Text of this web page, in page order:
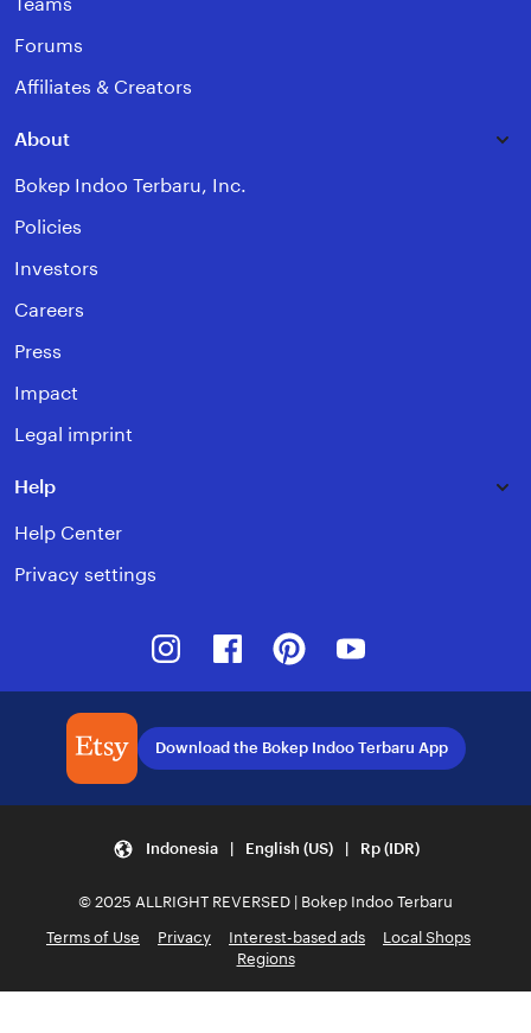
Teams
Forums
Affiliates & Creators
About
Bokep Indoo Terbaru, Inc.
Policies
Investors
Careers
Press
Impact
Legal imprint
Help
Help Center
Privacy settings
InstagramFacebookPinterest
Download the Bokep Indoo Terbaru App
Indonesia | English (US) | Rp (IDR)
© 2025 ALLRIGHT REVERSED | Bokep Indoo Terbaru
Terms of Use
Privacy Interest-based ads
Local Shops
Regions